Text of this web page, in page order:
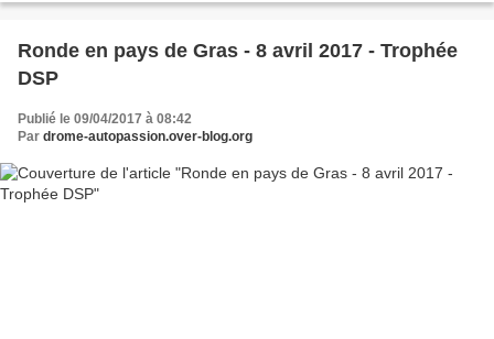
Ronde en pays de Gras - 8 avril 2017 - Trophée
DSP
Publié le 09/04/2017 à 08:42
Par drome-autopassion.over-blog.org